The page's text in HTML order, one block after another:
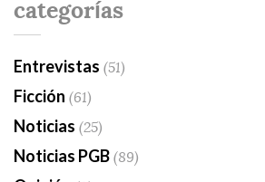
categorías
Entrevistas (51)
Ficción (61)
Noticias (25)
Noticias PGB(89)